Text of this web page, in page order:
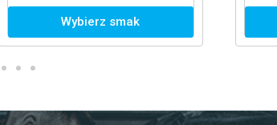
WITALNOŚĆ
Dodaj do